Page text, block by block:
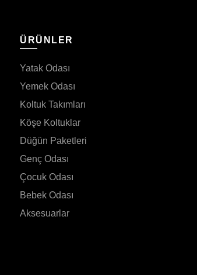
ÜRÜNLER
Yatak Odası
Yemek Odası
Koltuk Takımları
Köşe Koltuklar
Düğün Paketleri
Genç Odası
Çocuk Odası
Bebek Odası
Aksesuarlar